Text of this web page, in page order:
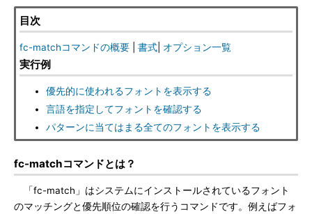
目次
fc-matchコマンドの概要 書式 オプション一覧
実行例
優先的に使われるフォントを表示する
言語を指定してフォントを確認する
パターンに当てはまる全てのフォントを表示する
fc-matchコマンドとは？
「fc-match」はシステムにインストールされているフォント
のマッチングと優先順位の確認を行うコマンドです。例えばフォ